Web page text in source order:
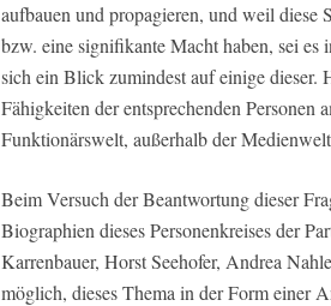
aufbauen und propagieren, und weil diese
bzw. eine signifikante Macht haben, sei
sich ein Blick zumindest auf einige dieser.
Fähigkeiten der entsprechenden
Funktionärswelt, außerhalb der
Beim Versuch der Beantwortung dieser
Biographien dieses Personenkreises der
Karrenbauer, Horst Seehofer, Andrea
möglich, dieses Thema in der Form einer